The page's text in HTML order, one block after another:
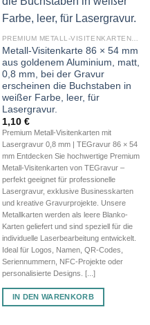
Metall-Visitenkarte 86 × 54 mm
aus goldenem Aluminium, matt,
0,8 mm, bei der Gravur
erscheinen die Buchstaben in
weißer Farbe, leer, für
Lasergravur.
1,10 €
Premium Metall-Visitenkarten mit
Lasergravur 0,8 mm | TEGravur 86 × 54
mm Entdecken Sie hochwertige Premium
Metall-Visitenkarten von TEGravur –
perfekt geeignet für professionelle
Lasergravur, exklusive Businesskarten
und kreative Gravurprojekte. Unsere
Metallkarten werden als leere Blanko-
Karten geliefert und sind speziell für die
individuelle Laserbearbeitung entwickelt.
Ideal für Logos, Namen, QR-Codes,
Seriennummern, NFC-Projekte oder
personalisierte Designs. [...]
IN DEN WARENKORB